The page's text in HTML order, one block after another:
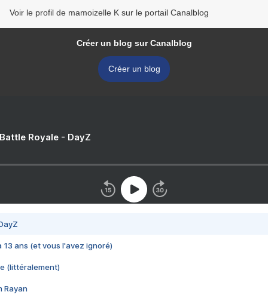
Voir le profil de mamoizelle K sur le portail Canalblog
Créer un blog sur Canalblog
Créer un blog
Royale - DayZ
13 ans (et vous l'avez ignoré)
(littéralement)
Rayan